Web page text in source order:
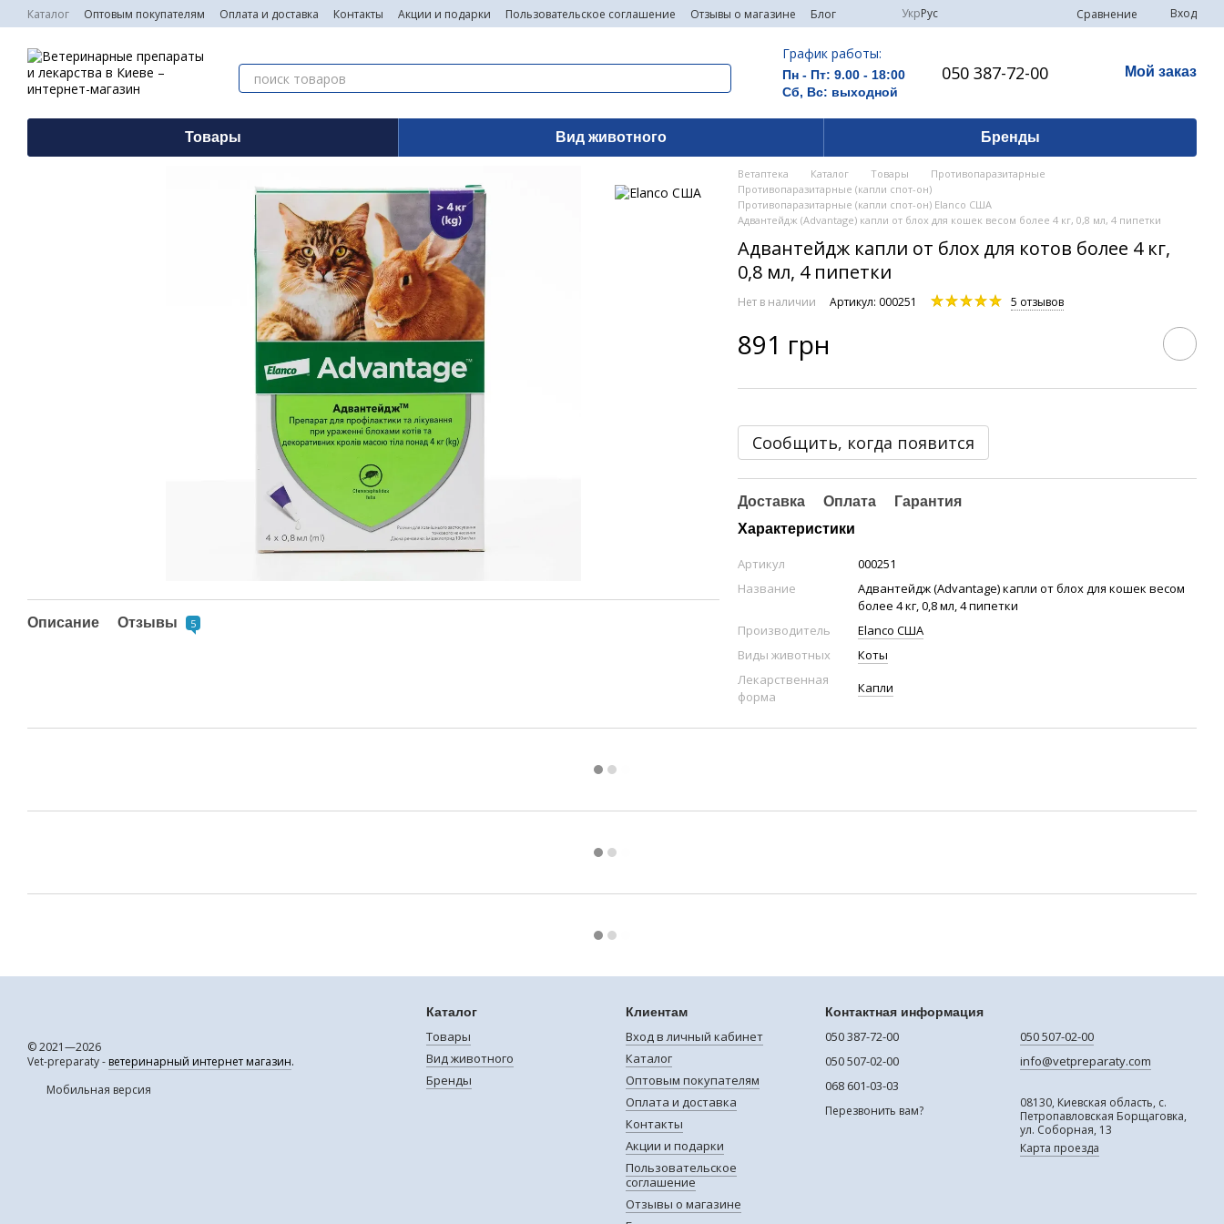
Перейти к основному контенту
Каталог Оптовым покупателям Оплата и доставка Контакты Акции и подарки Пользовательское соглашение Отзывы о магазине Блог УкрРус Сравнение Вход
График работы:
Пн - Пт: 9.00 - 18:00
Сб, Вс: выходной
050 387-72-00 Мой заказ
Товары Вид животного Бренды
Описание Отзывы 5
Ветаптека Каталог Товары
Противопаразитарные
Противопаразитарные (капли спот-он)
Противопаразитарные (капли спот-он) Elanco США
Адвантейдж (Advantage) капли от блох для кошек весом более 4 кг, 0,8 мл, 4 пипетки
Адвантейдж капли от блох для котов более 4 кг,
0,8 мл, 4 пипетки
Нет в наличии Артикул: 000251 5 отзывов
891 грн
Сообщить, когда появится
Доставка Оплата
Гарантия
Характеристики
Артикул
000251
Название
Адвантейдж (Advantage) капли от блох для кошек весом
более 4 кг, 0,8 мл, 4 пипетки
Производитель
Elanco США
Виды животных
Коты
Лекарственная
форма
Капли
© 2021—2026
Vet-preparaty - ветеринарный интернет магазин.
Мобильная версия
Каталог
Товары
Вид животного
Бренды
Клиентам
Вход в личный кабинет
Каталог
Оптовым покупателям
Оплата и доставка
Контакты
Акции и подарки
Пользовательское
соглашение
Отзывы о магазине
Контактная информация
050 387-72-00
050 507-02-00
068 601-03-03
Перезвонить вам?
050 507-02-00
info@vetpreparaty.com
08130, Киевская область, с.
Петропавловская Борщаговка,
ул. Соборная, 13
Карта проезда